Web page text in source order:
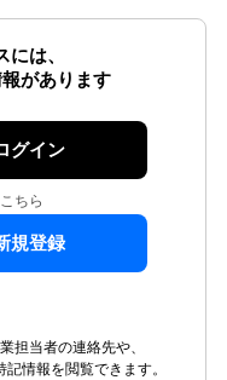
は、
があります
グイン
ちら
規登録
担当者の連絡先や、
情報を閲覧できます。